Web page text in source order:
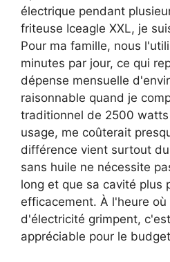
électrique pendant
friteuse Iceagle XXL, je
Pour ma famille, nous
minutes par jour, ce qui
dépense mensuelle
raisonnable quand je
traditionnel de 2500
usage, me coûterait
différence vient surtout
sans huile ne nécessite
long et que sa cavité plus
efficacement. À l'heure
d'électricité grimpent,
appréciable pour le